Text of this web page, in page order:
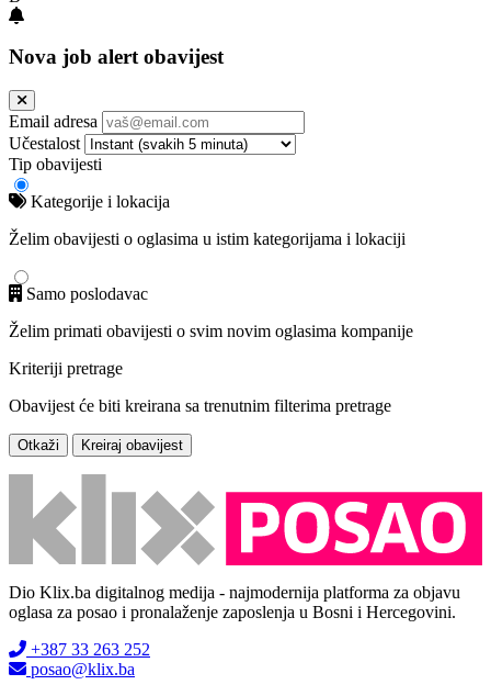
Nova job alert obavijest
Email adresa
Učestalost
Tip obavijesti
Kategorije i lokacija
Želim obavijesti o oglasima u istim kategorijama i lokaciji
Samo poslodavac
Želim primati obavijesti o svim novim oglasima kompanije
Kriteriji pretrage
Obavijest će biti kreirana sa trenutnim filterima pretrage
Otkaži Kreiraj obavijest
Dio Klix.ba digitalnog medija - najmodernija platforma za objavu
oglasa za posao i pronalaženje zaposlenja u Bosni i Hercegovini.
+387 33 263 252
posao@klix.ba